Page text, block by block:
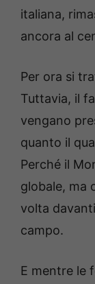
italiana,
ancora al
Per ora si
Tuttavia, il
vengano
quanto il
Perché il
globale, ma
volta
campo.
E mentre le